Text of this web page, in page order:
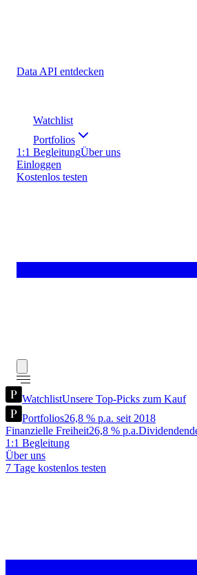
Data API entdecken
Watchlist
Portfolios
1:1 BegleitungÜber uns
Einloggen
Kostenlos testen
WatchlistUnsere Top-Picks zum Kauf
Portfolios26,8 % p.a. seit 2018
Finanzielle Freiheit26,8 % p.a.
1:1 Begleitung
Über uns
7 Tage kostenlos testen